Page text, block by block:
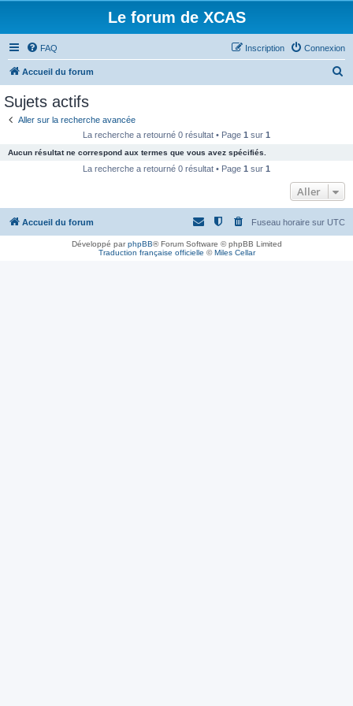
Le forum de XCAS
FAQ Connexion
Inscription
Accueil du forum
c
e
Sujets actifs
Aller sur la recherche avancée
La recherche a retourné 0 résultat • Page 1 sur 1
Aucun résultat ne correspond aux termes que vous avez spécifiés.
La recherche a retourné 0 résultat • Page 1 sur 1
Aller
Accueil du forum Fuseau horaire sur UTC
Développé parphpBB® Forum Software © phpBB Limited
Traduction française officielle ©Miles Cellar